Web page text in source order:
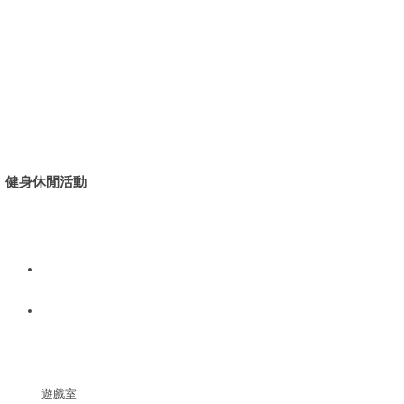
健身休閒活動
遊戲室